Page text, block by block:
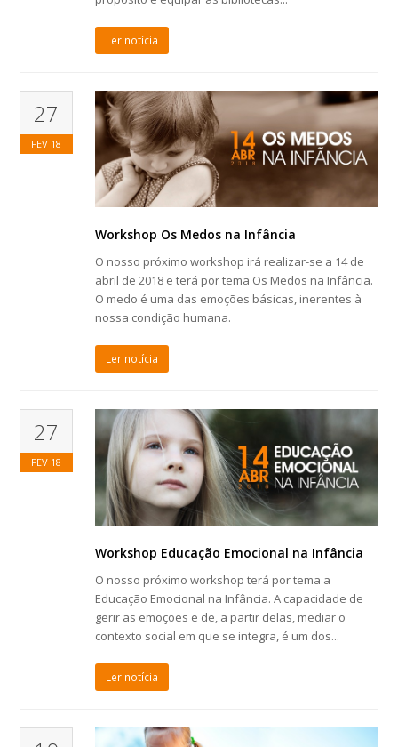
Ler notícia
27
FEV 18
Workshop Os Medos na Infância
O nosso próximo workshop irá realizar-se a 14 de
abril de 2018 e terá por tema Os Medos na Infância.
O medo é uma das emoções básicas, inerentes à
nossa condição humana.
Ler notícia
27
FEV 18
Workshop Educação Emocional na Infância
O nosso próximo workshop terá por tema a
Educação Emocional na Infância. A capacidade de
gerir as emoções e de, a partir delas, mediar o
contexto social em que se integra, é um dos...
Ler notícia